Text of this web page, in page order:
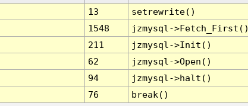
13
setrewrite()
1548
jzmysql-
211
jzmysql->Init()
62
jzmysql->Open()
94
jzmysql->halt()
76 break()